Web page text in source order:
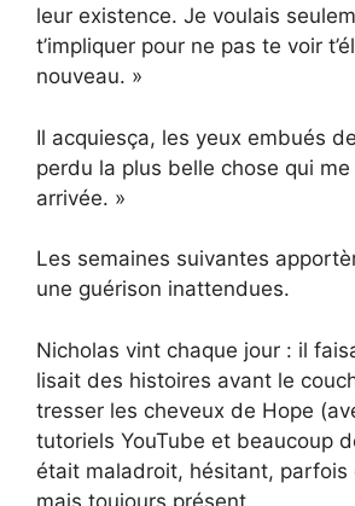
leur existence. Je voulais
t’impliquer pour ne pas te voir
nouveau. »
Il acquiesça, les yeux embués
perdu la plus belle chose qui
arrivée. »
Les semaines suivantes
une guérison inattendues.
Nicholas vint chaque jour : il
lisait des histoires avant le
tresser les cheveux de Hope
tutoriels YouTube et beaucoup
était maladroit, hésitant,
mais toujours présent.